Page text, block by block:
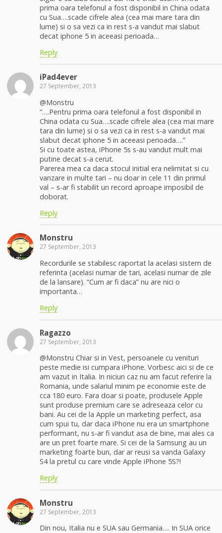
prima oara telefonul a fost disponibil in China odata
cu Sua….scade cifrele alea (cea mai mare tara din
lume) si o sa vezi ca in rest s-a vandut mai slabut
decat iphone 5 in aceeasi perioada…
Reply
iPad4ever
27 September, 2013
@Monstru
“….Pentru prima oara telefonul a fost disponibil in
China odata cu Sua….scade cifrele alea (cea mai mare
tara din lume) si o sa vezi ca in rest s-a vandut mai
slabut decat iphone 5 in aceeasi perioada….”
Si cu toate astea, iPhone 5s s-au vandut mult mai
putine decat s-a cerut.
Parerea mea ca daca stocul initial era nelimitat si cu
vanzare in multe tari – nu doar in cele 11 din primul
val – s-ar fi stabilit un record aproape imposibil de
doborat.
Reply
Monstru
27 September, 2013
Recordurile se stabilesc raportat la acelasi sistem de
referinta (acelasi numar de tari, acelasi numar de zile
de la lansare). “Cum ar fi daca” nu are nici o
importanta…
Reply
Ragazzo
27 September, 2013
@Monstru Chiar si in Vest, persoanele cu venituri
peste medie isi cumpara iPhone. Vorbesc aici si de ce
am vazut in Italia. In niciun caz nu am facut referire la
Romania, unde salariul minim pe economie este de
cca 180 euro. Fara doar si poate, produsele Apple
sunt produse premium care se adreseaza celor cu
bani. Au cei de la Apple un marketing perfect, asa
cum spui tu, dar daca iPhone nu era un smartphone
performant, nu s-ar fi vandut asa de bine, mai ales ca
are un pret foarte mare. Si cei de la Samsung au un
marketing foarte bun, dar ar reusi sa vanda Galaxy
S4 la pretul cu care vinde Apple iPhone 5S?!
Reply
Monstru
27 September, 2013
Din nou, Italia nu e SUA sau Germania…. In SUA orice